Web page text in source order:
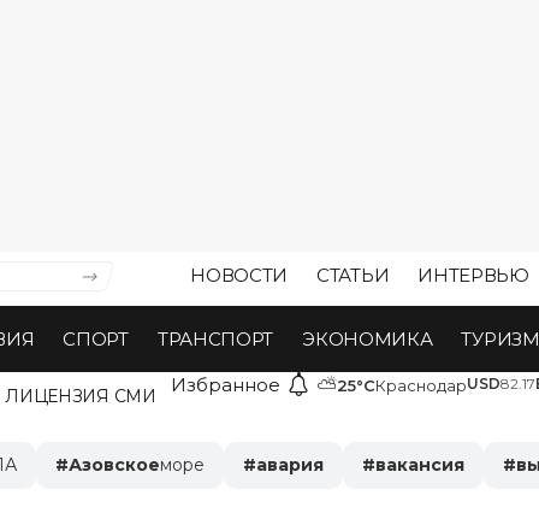
НОВОСТИ СТАТЬИ ИНТЕРВЬЮ
СПОРТ ТРАНСПОРТ ЭКОНОМИКА ТУРИЗМ
ЛИЦЕНЗИЯ СМИ Избранное ⛅25°CКраснодарUSD82.17
#Азовскоеморе #авария #вакансия #